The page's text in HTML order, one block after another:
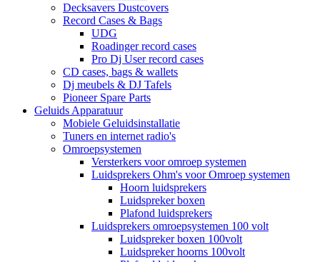
Decksavers Dustcovers
Record Cases & Bags
UDG
Roadinger record cases
Pro Dj User record cases
CD cases, bags & wallets
Dj meubels & DJ Tafels
Pioneer Spare Parts
Geluids Apparatuur
Mobiele Geluidsinstallatie
Tuners en internet radio's
Omroepsystemen
Versterkers voor omroep systemen
Luidsprekers Ohm's voor Omroep systemen
Hoorn luidsprekers
Luidspreker boxen
Plafond luidsprekers
Luidsprekers omroepsystemen 100 volt
Luidspreker boxen 100volt
Luidspreker hoorns 100volt